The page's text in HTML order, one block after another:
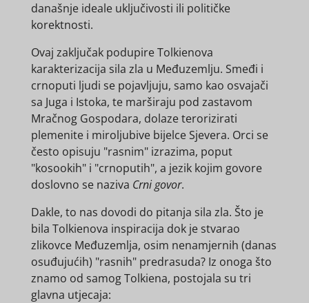
današnje ideale uključivosti ili političke
korektnosti.
Ovaj zaključak podupire Tolkienova
karakterizacija sila zla u Međuzemlju. Smeđi i
crnoputi ljudi se pojavljuju, samo kao osvajači
sa Juga i Istoka, te marširaju pod zastavom
Mračnog Gospodara, dolaze terorizirati
plemenite i miroljubive bijelce Sjevera. Orci se
često opisuju "rasnim" izrazima, poput
"kosookih" i "crnoputih", a jezik kojim govore
doslovno se naziva Crni govor.
Dakle, to nas dovodi do pitanja sila zla. Što je
bila Tolkienova inspiracija dok je stvarao
zlikovce Međuzemlja, osim nenamjernih (danas
osuđujućih) "rasnih" predrasuda? Iz onoga što
znamo od samog Tolkiena, postojala su tri
glavna utjecaja: